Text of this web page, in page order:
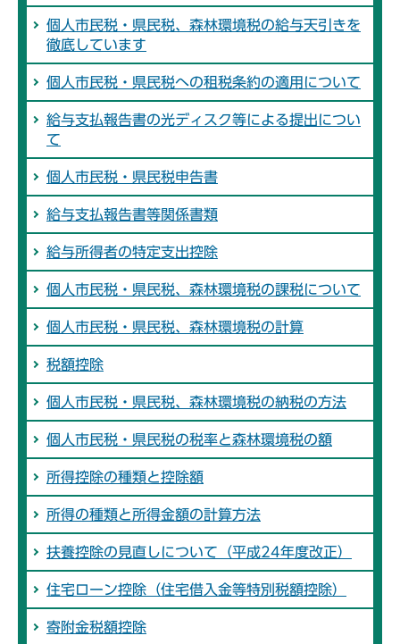
個人市民税・県民税、森林環境税の給与天引きを
徹底しています
個人市民税・県民税への租税条約の適用について
給与支払報告書の光ディスク等による提出につい
て
個人市民税・県民税申告書
給与支払報告書等関係書類
給与所得者の特定支出控除
個人市民税・県民税、森林環境税の課税について
個人市民税・県民税、森林環境税の計算
税額控除
個人市民税・県民税、森林環境税の納税の方法
個人市民税・県民税の税率と森林環境税の額
所得控除の種類と控除額
所得の種類と所得金額の計算方法
扶養控除の見直しについて（平成24年度改正）
住宅ローン控除（住宅借入金等特別税額控除）
寄附金税額控除